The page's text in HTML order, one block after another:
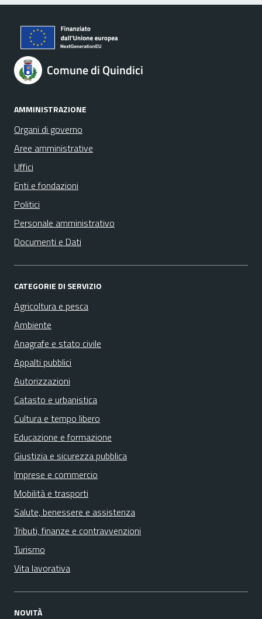
Comune di Quindici
AMMINISTRAZIONE
Organi di governo
Aree amministrative
Uffici
Enti e fondazioni
Politici
Personale amministrativo
Documenti e Dati
CATEGORIE DI SERVIZIO
Agricoltura e pesca
Ambiente
Anagrafe e stato civile
Appalti pubblici
Autorizzazioni
Catasto e urbanistica
Cultura e tempo libero
Educazione e formazione
Giustizia e sicurezza pubblica
Imprese e commercio
Mobilità e trasporti
Salute, benessere e assistenza
Tributi, finanze e contravvenzioni
Turismo
Vita lavorativa
NOVITÀ